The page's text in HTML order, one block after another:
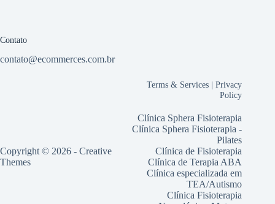
Contato
contato@ecommerces.com.br
Copyright © 2026 - Creative
Themes
Terms & Services |Privacy
Policy
Clínica Sphera Fisioterapia
Clínica Sphera Fisioterapia -
Pilates
Clínica de Fisioterapia
Clínica de Terapia ABA
Clínica especializada em
TEA/Autismo
Clínica Fisioterapia